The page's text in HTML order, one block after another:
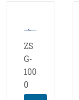
ZS
G-
100
0